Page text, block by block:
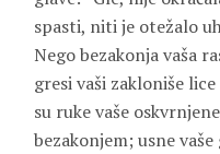
spasti, niti je otežalo
Nego bezakonja vaša
gresi vaši zakloniše
su ruke vaše
bezakonjem; usne